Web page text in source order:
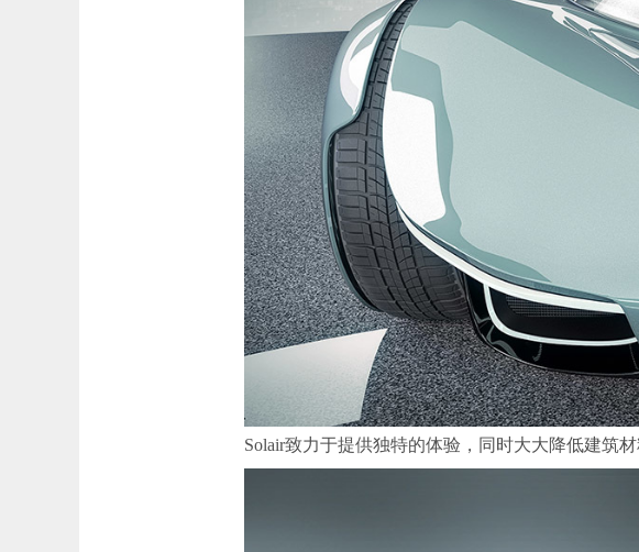
Solair致力于提供独特的体验，同时大大降低建筑